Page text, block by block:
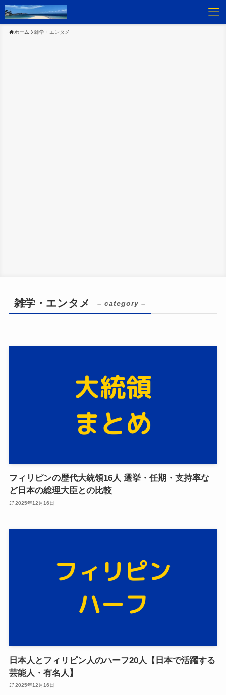
ホーム 雑学・エンタメ
雑学・エンタメ – category –
フィリピンの歴代大統領16人 選挙・任期・支持率な
ど日本の総理大臣との比較
2025年12月16日
日本人とフィリピン人のハーフ20人【日本で活躍する
芸能人・有名人】
2025年12月16日